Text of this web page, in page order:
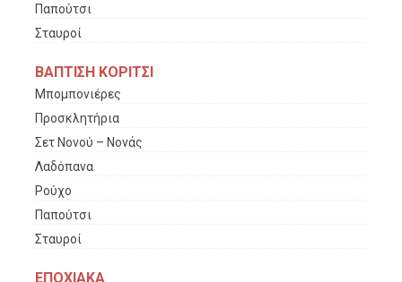
Παπούτσι
Σταυροί
ΒΑΠΤΙΣΗ ΚΟΡΙΤΣΙ
Μπομπονιέρες
Προσκλητήρια
Σετ Νονού – Νονάς
Λαδόπανα
Ρούχο
Παπούτσι
Σταυροί
ΕΠΟΧΙΑΚΑ